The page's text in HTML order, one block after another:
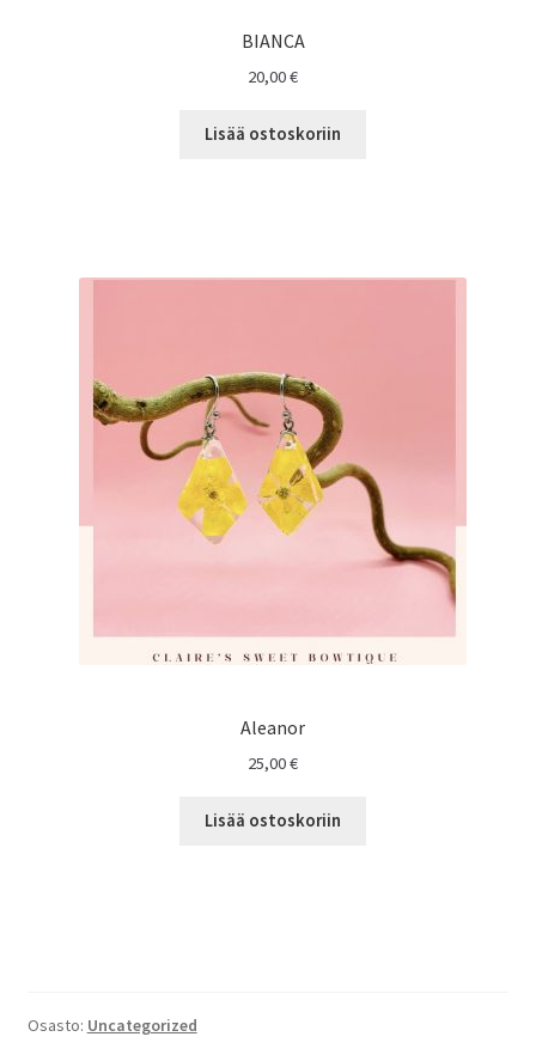
BIANCA
20,00€
Lisää ostoskoriin
Aleanor
25,00€
Lisää ostoskoriin
Osasto: Uncategorized